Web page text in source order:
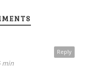
Reply
min